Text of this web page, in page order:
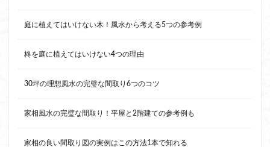
庭に植えてはいけない木！風水から考える5つの参考例
柊を庭に植えてはいけない4つの理由
30坪の理想風水の完璧な間取り6つのコツ
家相風水の完璧な間取り！平屋と2階建ての参考例も
家相の良い間取り図の実例はこの方法1本で知れる